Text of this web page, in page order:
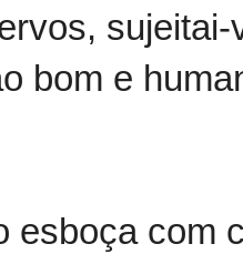
bom e
esboça com